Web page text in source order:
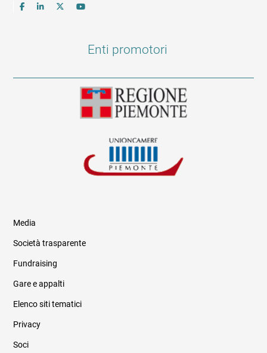
Enti promotori
Informazioni legali e trasparenza
Media
Società trasparente
Fundraising
Gare e appalti
Elenco siti tematici
Privacy
Soci